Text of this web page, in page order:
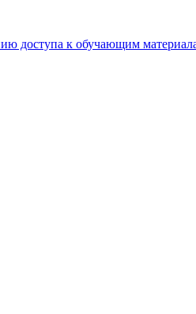
доступа к обучающим